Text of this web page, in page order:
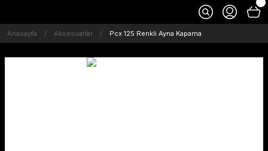
Anasayfa Aksesuarlar Pcx 125 Renkli Ayna Kapama